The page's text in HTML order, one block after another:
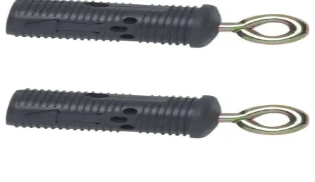
3,00 €
inkl. MwSt.
3,00 €
inkl. MwSt.